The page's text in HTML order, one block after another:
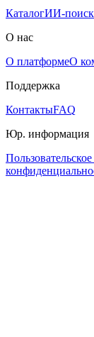
КаталогИИ-поиск
О нас
О платформеО
Поддержка
КонтактыFAQ
Юр. информация